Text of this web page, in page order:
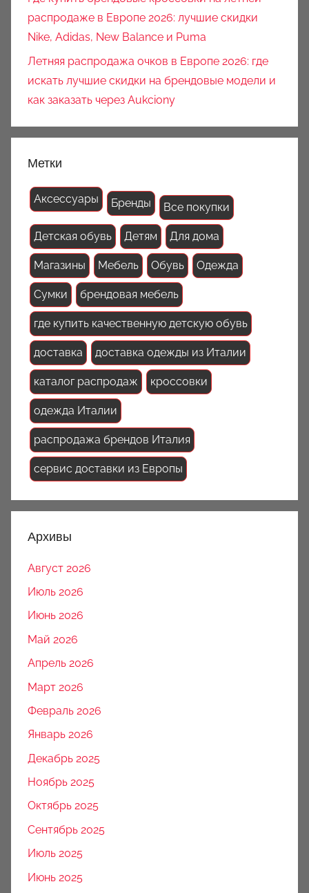
распродаже в Европе 2026: лучшие скидки
Nike, Adidas, New Balance и Puma
Летняя распродажа очков в Европе 2026: где
искать лучшие скидки на брендовые модели и
как заказать через Aukciony
Метки
Аксессуары Бренды Все покупки
Детская обувь Детям Для дома
Магазины Мебель Обувь Одежда
Сумки брендовая мебель
где купить качественную детскую обувь
доставка доставка одежды из Италии
каталог распродаж кроссовки
одежда Италии
распродажа брендов Италия
сервис доставки из Европы
Архивы
Август 2026
Июль 2026
Июнь 2026
Май 2026
Апрель 2026
Март 2026
Февраль 2026
Январь 2026
Декабрь 2025
Ноябрь 2025
Октябрь 2025
Сентябрь 2025
Июль 2025
Июнь 2025